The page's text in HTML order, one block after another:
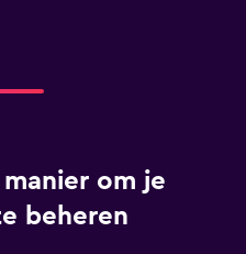
om je
beheren